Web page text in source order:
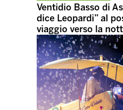
Ventidio Basso di
dice Leopardi” al
viaggio verso la